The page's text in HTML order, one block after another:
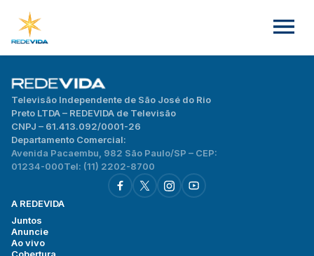
Televisão Independente de São José do Rio
Preto LTDA – REDEVIDA de Televisão
CNPJ – 61.413.092/0001-26
Departamento Comercial:
Avenida Pacaembu, 982 São Paulo/SP – CEP:
01234-000Tel: (11) 2202-8700
A REDEVIDA
Juntos
Anuncie
Ao vivo